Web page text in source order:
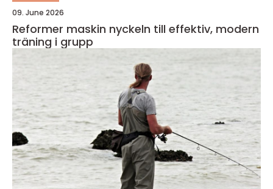
09. June 2026
Reformer maskin nyckeln till effektiv, modern
träning i grupp